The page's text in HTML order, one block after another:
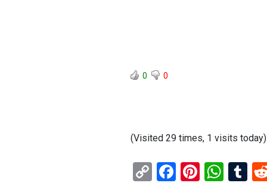
0 0
(Visited 29 times, 1 visits today)
C F Pi W T